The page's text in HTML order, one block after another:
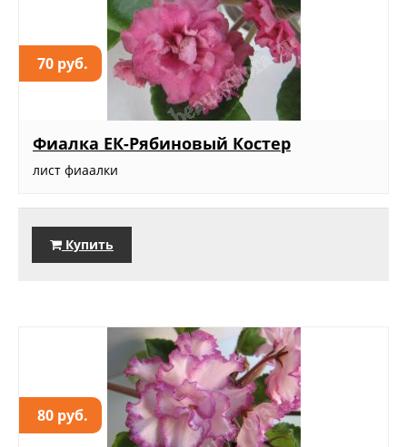
70 руб.
Фиалка ЕК-Рябиновый Костер
лист фиаалки
Купить
80 руб.